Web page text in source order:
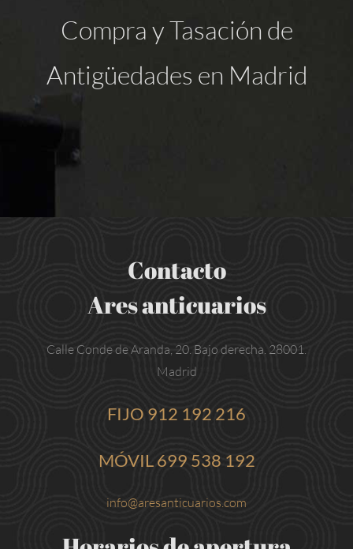
Compra y Tasación de
Antigüedades en Madrid
Contacto
Ares anticuarios
Calle Conde de Aranda, 20. Bajo derecha. 28001.
Madrid
FIJO 912 192 216
MÓVIL699 538 192
info@aresanticuarios.com